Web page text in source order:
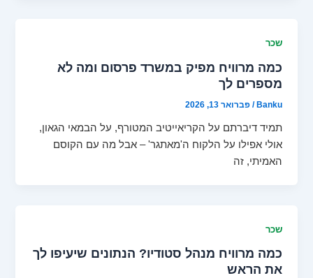
שכר
כמה מרוויח מפיק במשרד פרסום ומה לא
מספרים לך
Banku
/פברואר 13, 2026
תמיד דיברתם על הקריאייטיב המטורף, על הבמאי הגאון,
אולי אפילו על הלקוח ה'מאתגר' – אבל מה עם הקוסם
האמיתי, זה
שכר
כמה מרוויח מנהל סטודיו? הנתונים שיעיפו לך
את הראש